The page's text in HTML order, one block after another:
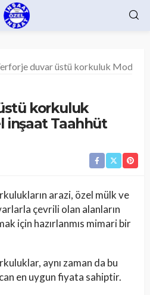
duvar üstü korkuluk
korkuluk
inşaat Taahhüt
arazi, özel mülk ve
çevrili olan alanların
için hazırlanmıs mimari bir
aynı zaman da bu
en uygun fiyata sahiptir.